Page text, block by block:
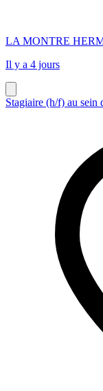
LA MONTRE
Il y a 4 jours
Stagiaire (h/f) au sein